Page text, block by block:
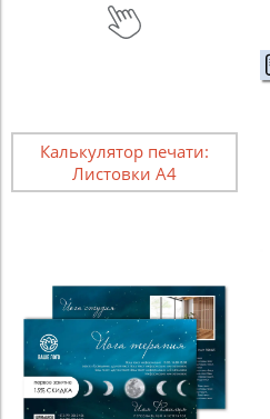
Калькулятор печати:
Листовки А4